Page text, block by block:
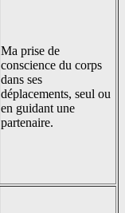
Ma prise de
conscience du corps
dans ses
déplacements, seul ou
en guidant une
partenaire.